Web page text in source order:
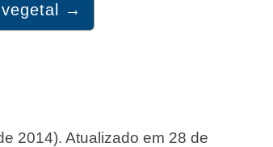
vegetal →
2014). Atualizado em 28 de